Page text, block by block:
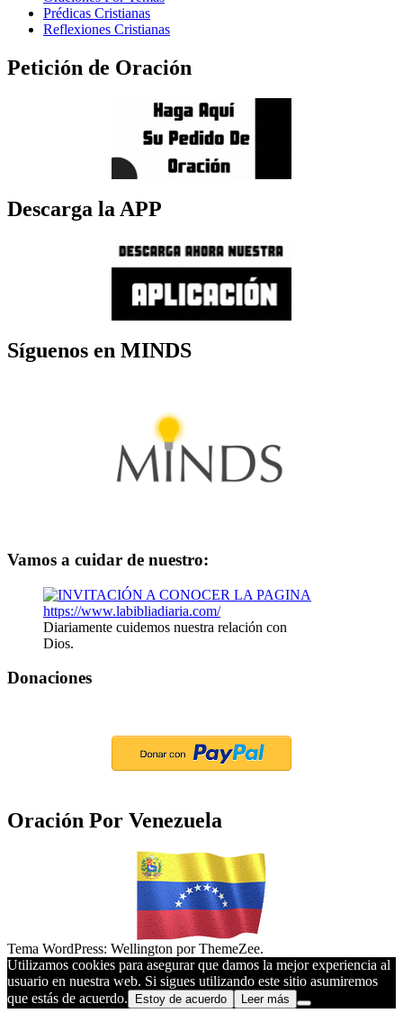
Prédicas Cristianas
Reflexiones Cristianas
Petición de Oración
Descarga la APP
Síguenos en MINDS
Vamos a cuidar de nuestro:
Diariamente cuidemos nuestra relación con
Dios.
Donaciones
Oración Por Venezuela
Tema WordPress: Wellington por ThemeZee.
Utilizamos cookies para asegurar que damos la mejor experiencia al
usuario en nuestra web. Si sigues utilizando este sitio asumiremos
que estás de acuerdo.
Estoy de acuerdo Leer más